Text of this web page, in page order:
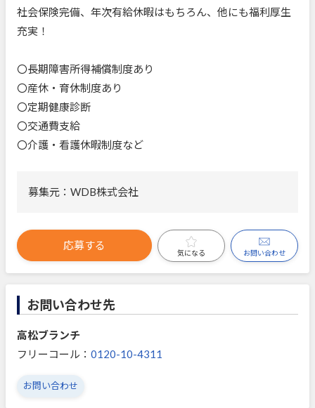
社会保険完備、年次有給休暇はもちろん、他にも福利厚生
充実！
〇長期障害所得補償制度あり
〇産休・育休制度あり
〇定期健康診断
〇交通費支給
〇介護・看護休暇制度など
募集元：WDB株式会社
応募する
気になる お問い合わせ
お問い合わせ先
高松ブランチ
フリーコール： 0120-10-4311
お問い合わせ